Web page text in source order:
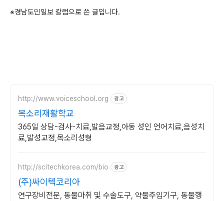
※경남도민일보 칼럼으로 쓴 글입니다.
http://www.voiceschool.org 광고
목소리재활학교
365일 상담-검사-치료,발음교정,아동 성인 언어치료,음성치
료,발성교정,목소리성형
http://scitechkorea.com/bio 광고
(주)싸이텍코리아
연구장비전문, 동물마취 및 수술도구, 약물주입기구, 동물행